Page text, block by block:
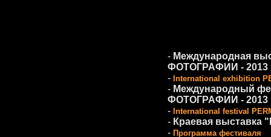
- Международная
ФОТОГРАФИИ - 2013
- International exhibition
- Международный
ФОТОГРАФИИ - 2013
- International festival
- Краевая выставка
- Программа фестиваля